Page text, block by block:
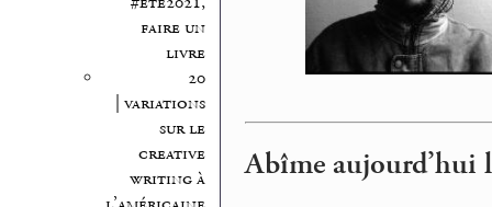
faire un
livre
20
| variations
sur le
creative
writing à
Abîme aujourd’hui